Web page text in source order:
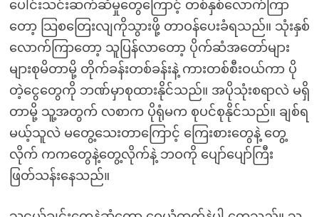
ပေါင်းသင်းဆက်ဆံမှုတွေကြောင့် တစ်နှစ်လောက်ကြာ
တော့ သြစတြေးလျကိုသွားဖို့ တာဝန်ပေးခံရသည်။ သုံးနှစ်
လောက်ကြာတော့ သူပြန်လာတော့ ပိုက်ဆံအတော်များ
များစုမိတာမို့ တိုက်ခန်းတစ်ခန်းနဲ့ ကားတစ်စီးဝယ်ကာ ပို
တဲ့ငွေတွေကို ဘဏ်မှာစုထားနိုင်သည်။ အပိုသုံးစရာလဲ မရှိ
တာမို့ သူ့အတွက် လစာက ပိုရုံမက စုပင်စုနိုင်သည်။ ချစ်ရ
မယ့်သူလဲ မတွေ့သေးတာကြောင့် ကြေးစားတွေနဲ့ တွေ့
လိုက် ကကတွေနဲ့တွေ့လိုက်နဲ့ ဘဝကို ပျော်ပျော်ကြီး
ဖြတ်သန်းနေသည်။